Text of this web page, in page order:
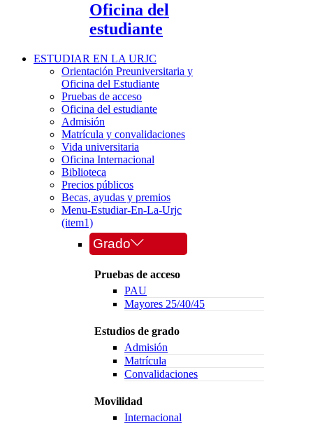
Oficina del
estudiante
ESTUDIAR EN LA URJC
Orientación Preuniversitaria y
Oficina del Estudiante
Pruebas de acceso
Oficina del estudiante
Admisión
Matrícula y convalidaciones
Vida universitaria
Oficina Internacional
Biblioteca
Precios públicos
Becas, ayudas y premios
Menu-Estudiar-En-La-Urjc
(item1)
Grado
Pruebas de acceso
PAU
Mayores 25/40/45
Estudios de grado
Admisión
Matrícula
Convalidaciones
Movilidad
Internacional